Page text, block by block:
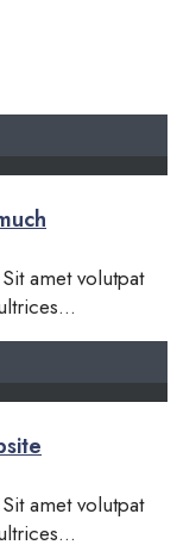
amet volutpat
...
amet volutpat
...